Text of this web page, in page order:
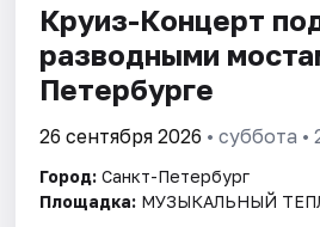
Круиз-Концерт
разводными
Петербурге
26 сентября 2026 • суббота •
Город: Санкт-Петербург
Площадка: МУЗЫКАЛЬНЫЙ